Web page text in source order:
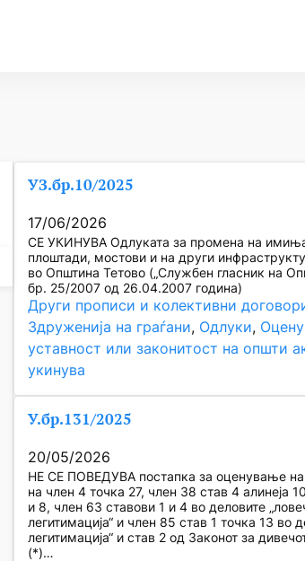
УЗ.бр.10/2025
17/06/2026
СЕ УКИНУВА Одлуката за промена на
плоштади, мостови и на други
во Општина Тетово („Службен гласник на
бр. 25/2007 од 26.04.2007 година)
Други прописи и колективни
Здруженија на граѓани, Одлуки,
уставност или законитост на општи
укинува
У.бр.131/2025
20/05/2026
НЕ СЕ ПОВЕДУВА постапка за оценување на
на член 4 точка 27, член 38 став 4 алинеја
и 8, член 63 ставови 1 и 4 во деловите
легитимација“ и член 85 став 1 точка 13 во
легитимација“ и став 2 од Законот за
(*)…